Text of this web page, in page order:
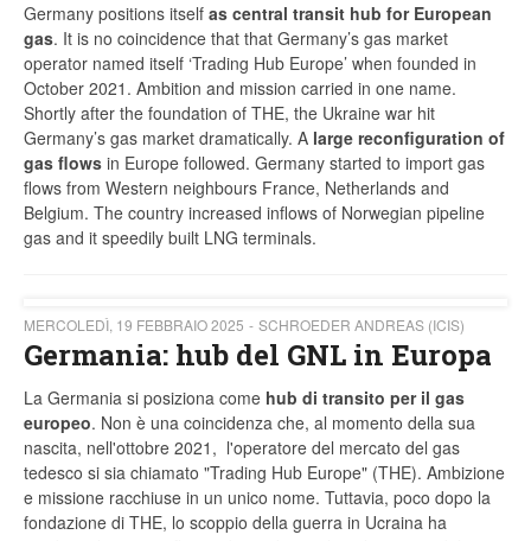
Germany positions itself as central transit hub for European
gas. It is no coincidence that that Germany’s gas market
operator named itself ‘Trading Hub Europe’ when founded in
October 2021. Ambition and mission carried in one name.
Shortly after the foundation of THE, the Ukraine war hit
Germany’s gas market dramatically. A large reconfiguration of
gas flows in Europe followed. Germany started to import gas
flows from Western neighbours France, Netherlands and
Belgium. The country increased inflows of Norwegian pipeline
gas and it speedily built LNG terminals.
MERCOLEDÌ, 19 FEBBRAIO 2025 SCHROEDER ANDREAS (ICIS)
Germania: hub del GNL in Europa
La Germania si posiziona come hub di transito per il gas
europeo. Non è una coincidenza che, al momento della sua
nascita, nell'ottobre 2021, l'operatore del mercato del gas
tedesco si sia chiamato "Trading Hub Europe" (THE). Ambizione
e missione racchiuse in un unico nome. Tuttavia, poco dopo la
fondazione di THE, lo scoppio della guerra in Ucraina ha